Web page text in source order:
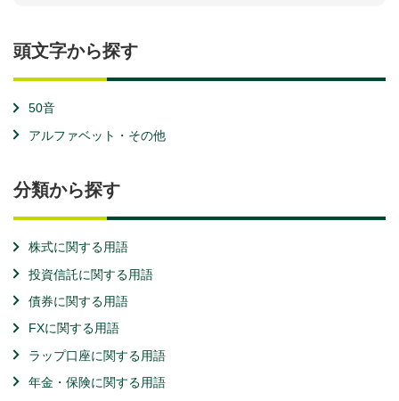
頭文字から探す
50音
アルファベット・その他
分類から探す
株式に関する用語
投資信託に関する用語
債券に関する用語
FXに関する用語
ラップ口座に関する用語
年金・保険に関する用語